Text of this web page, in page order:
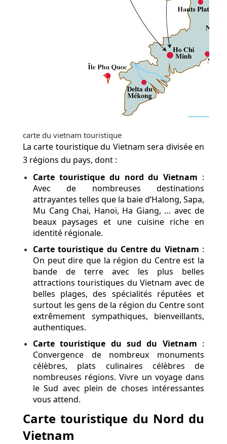
carte du vietnam touristique
La carte touristique du Vietnam sera divisée en
3 régions du pays, dont :
Carte touristique du nord du Vietnam :
Avec de nombreuses destinations
attrayantes telles que la baie d’Halong, Sapa,
Mu Cang Chai, Hanoï, Ha Giang, … avec de
beaux paysages et une cuisine riche en
identité régionale.
Carte touristique du Centre du Vietnam :
On peut dire que la région du Centre est la
bande de terre avec les plus belles
attractions touristiques du Vietnam avec de
belles plages, des spécialités réputées et
surtout les gens de la région du Centre sont
extrêmement sympathiques, bienveillants,
authentiques.
Carte touristique du sud du Vietnam :
Convergence de nombreux monuments
célèbres, plats culinaires célèbres de
nombreuses régions. Vivre un voyage dans
le Sud avec plein de choses intéressantes
vous attend.
Carte touristique du Nord du
Vietnam